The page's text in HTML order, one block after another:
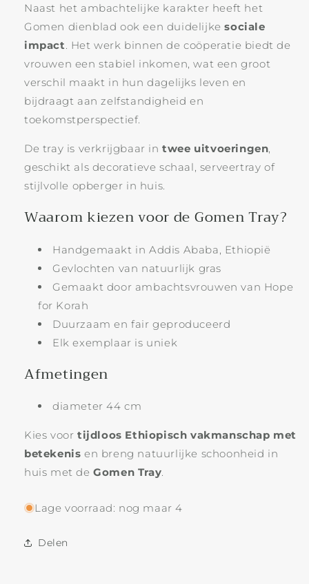
Naast het ambachtelijke karakter heeft het
Gomen dienblad ook een duidelijkesociale
impact. Het werk binnen de coöperatie biedt de
vrouwen een stabiel inkomen, wat een groot
verschil maakt in hun dagelijks leven en
bijdraagt aan zelfstandigheid en
toekomstperspectief.
De tray is verkrijgbaar intwee uitvoeringen,
geschikt als decoratieve schaal, serveertray of
stijlvolle opberger in huis.
Waarom kiezen voor de Gomen Tray?
Handgemaakt in Addis Ababa, Ethiopië
Gevlochten van natuurlijk gras
Gemaakt door ambachtsvrouwen van Hope
for Korah
Duurzaam en fair geproduceerd
Elk exemplaar is uniek
Afmetingen
diameter 44 cm
Kies voor tijdloos Ethiopisch vakmanschap met
betekenis en breng natuurlijke schoonheid in
huis met deGomen Tray.
Lage voorraad: nog maar 4
Delen